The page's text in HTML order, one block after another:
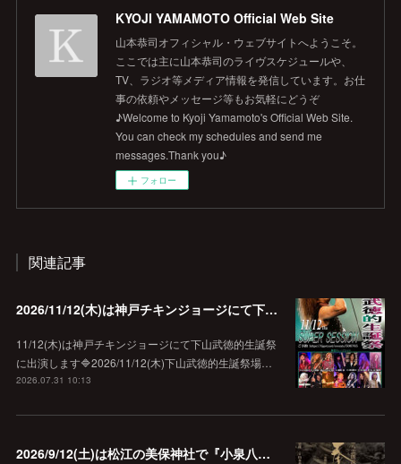
KYOJI YAMAMOTO Official Web Site
山本恭司オフィシャル・ウェブサイトへようこそ。
ここでは主に山本恭司のライヴスケジュールや、
TV、ラジオ等メディア情報を発信しています。お仕
事の依頼やメッセージ等もお気軽にどうぞ
♪Welcome to Kyoji Yamamoto's Official Web Site.
You can check my schedules and send me
messages.Thank you♪
フォロー
関連記事
2026/11/12(木)は神戸チキンジョージにて下山武徳的生誕祭に出演します♪
11/12(木)は神戸チキンジョージにて下山武徳的生誕祭
に出演します🔷2026/11/12(木)下山武徳的生誕祭場…
2026.07.31 10:13
2026/9/12(土)は松江の美保神社で『小泉八雲朗読のしらべ』